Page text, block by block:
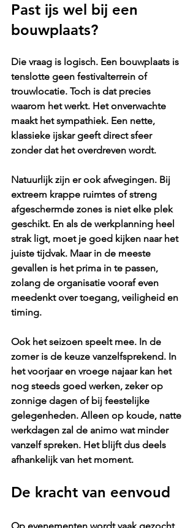
Past ijs wel bij een
bouwplaats?
Die vraag is logisch. Een bouwplaats is
tenslotte geen festivalterrein of
trouwlocatie. Toch is dat precies
waarom het werkt. Het onverwachte
maakt het sympathiek. Een nette,
klassieke ijskar geeft direct sfeer
zonder dat het overdreven wordt.
Natuurlijk zijn er ook afwegingen. Bij
extreem krappe ruimtes of streng
afgeschermde zones is niet elke plek
geschikt. En als de werkplanning heel
strak ligt, moet je goed kijken naar het
juiste tijdvak. Maar in de meeste
gevallen is het prima in te passen,
zolang de organisatie vooraf even
meedenkt over toegang, veiligheid en
timing.
Ook het seizoen speelt mee. In de
zomer is de keuze vanzelfsprekend. In
het voorjaar en vroege najaar kan het
nog steeds goed werken, zeker op
zonnige dagen of bij feestelijke
gelegenheden. Alleen op koude, natte
werkdagen zal de animo wat minder
vanzelf spreken. Het blijft dus deels
afhankelijk van het moment.
De kracht van eenvoud